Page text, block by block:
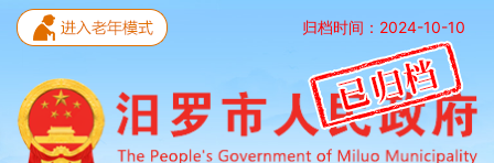
归档时间：2024-10-10